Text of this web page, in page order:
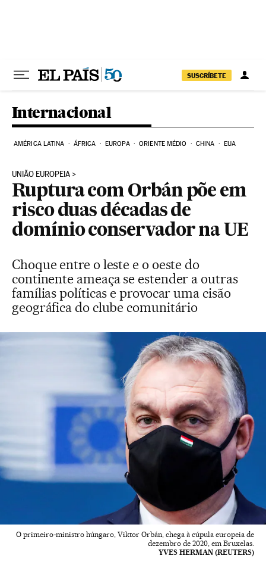
SUSCRÍBETE
Internacional
AMÉRICA LATINA ÁFRICA EUROPA ORIENTE MÉDIO CHINA EUA
UNIÃO EUROPEIA
Ruptura com Orbán põe em
risco duas décadas de
domínio conservador na UE
Choque entre o leste e o oeste do
continente ameaça se estender a outras
famílias políticas e provocar uma cisão
geográfica do clube comunitário
O primeiro-ministro húngaro, Viktor Orbán, chega à cúpula europeia de
dezembro de 2020, em Bruxelas.
YVES HERMAN (REUTERS)